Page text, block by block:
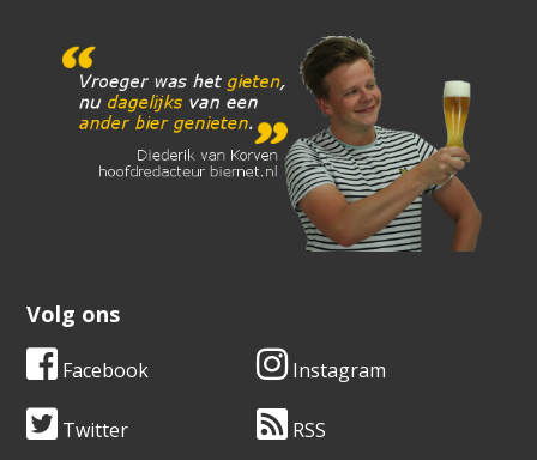
Volg ons
Facebook Instagram
Twitter RSS